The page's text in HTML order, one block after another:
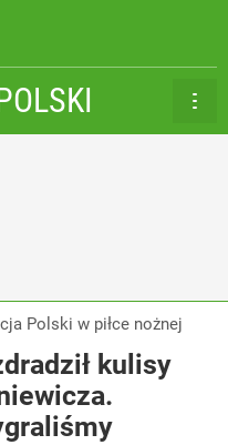
Polski w piłce nożnej
kulisy